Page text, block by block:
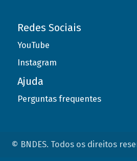
Redes Sociais
YouTube
Instagram
Ajuda
Perguntas frequentes
© BNDES. Todos os direitos